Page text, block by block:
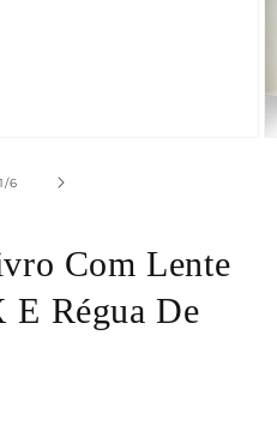
1/de
6
Com Lente
E Régua De